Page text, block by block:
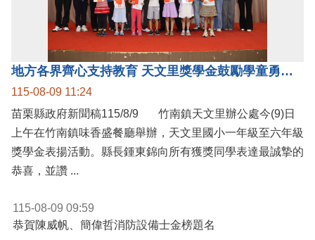
地方各界齊心支持教育 天文里獎學金鼓勵學童勇敢追夢
115-08-09 11:24
苗栗縣政府新聞稿115/8/9 竹南鎮天文里辦公處今(9)日
上午在竹南鎮味香盛餐廳舉辦，天文里國小一年級至六年級
獎學金表揚活動。縣長鍾東錦向所有獲獎同學表達最誠摯的
恭喜，並讚 ...
115-08-09 09:59
恭賀陳威帆、簡偉哲消防設備士金榜題名